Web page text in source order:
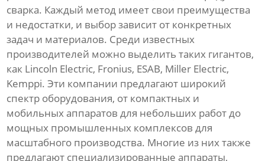
сварка. Каждый метод имеет свои преимущества
и недостатки, и выбор зависит от конкретных
задач и материалов. Среди известных
производителей можно выделить таких гигантов,
как Lincoln Electric, Fronius, ESAB, Miller Electric,
Kemppi. Эти компании предлагают широкий
спектр оборудования, от компактных и
мобильных аппаратов для небольших работ до
мощных промышленных комплексов для
масштабного производства. Многие из них также
предлагают специализированные аппараты,